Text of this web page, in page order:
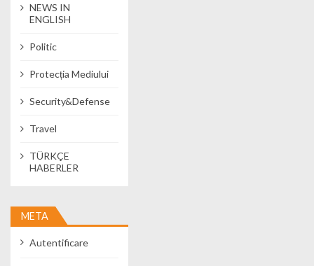
NEWS IN
ENGLISH
Politic
Protecția Mediului
Security&Defense
Travel
TÜRKÇE
HABERLER
META
Autentificare